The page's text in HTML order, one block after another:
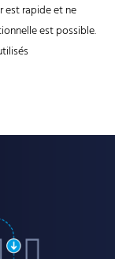
est rapide et ne
est possible.